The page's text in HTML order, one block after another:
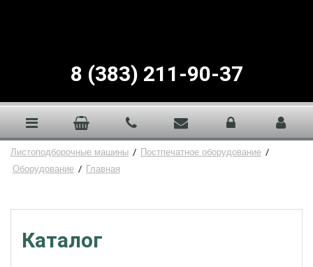
8 (383) 211-90-37
Листоподборочные машины / Постпечатное оборудование /
Оборудование / Главная
Каталог